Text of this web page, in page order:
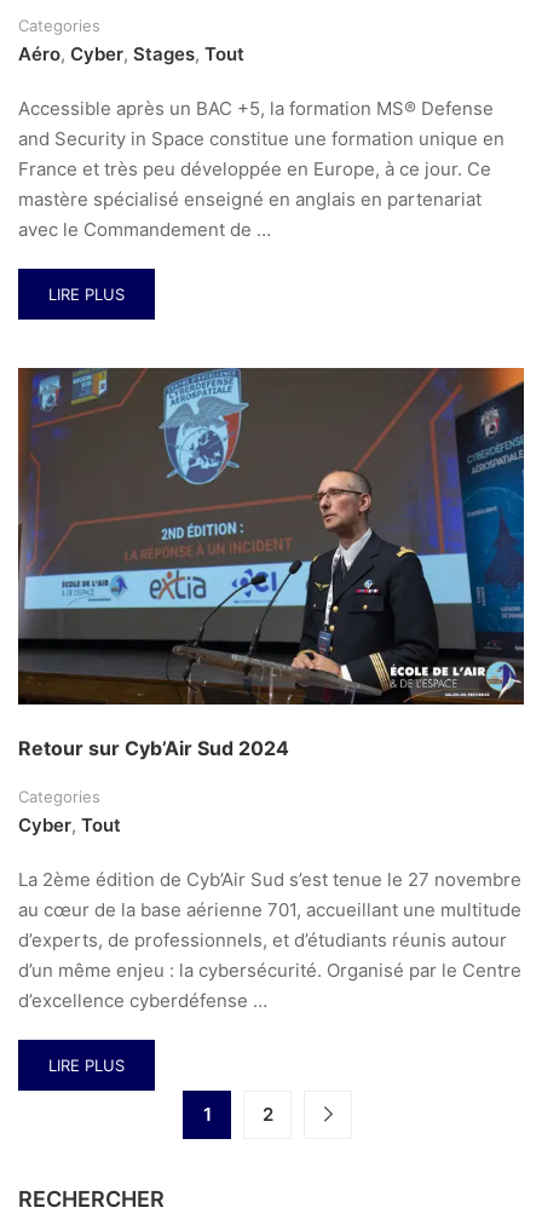
Categories
Aéro, Cyber, Stages, Tout
Accessible après un BAC +5, la formation MS® Defense
and Security in Space constitue une formation unique en
France et très peu développée en Europe, à ce jour. Ce
mastère spécialisé enseigné en anglais en partenariat
avec le Commandement de …
LIRE PLUS
Retour sur Cyb’Air Sud 2024
Categories
Cyber, Tout
La 2ème édition de Cyb’Air Sud s’est tenue le 27 novembre
au cœur de la base aérienne 701, accueillant une multitude
d’experts, de professionnels, et d’étudiants réunis autour
d’un même enjeu : la cybersécurité. Organisé par le Centre
d’excellence cyberdéfense …
LIRE PLUS
1 2
RECHERCHER